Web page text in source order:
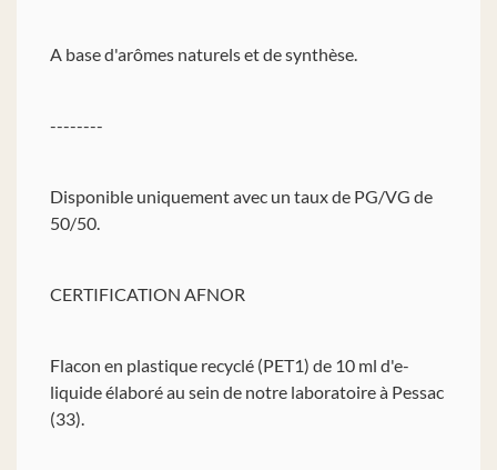
A base d'arômes naturels et de synthèse.
--------
Disponible uniquement avec un taux de PG/VG de
50/50.
CERTIFICATION AFNOR
Flacon en plastique recyclé (PET1) de 10 ml d'e-
liquide élaboré au sein de notre laboratoire à Pessac
(33).